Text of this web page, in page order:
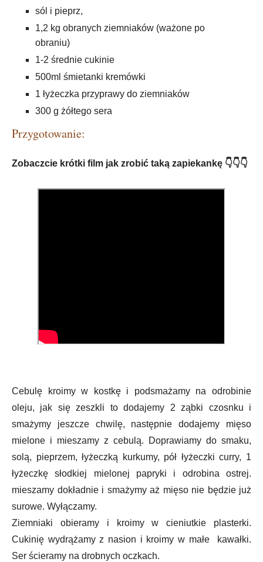
sól i pieprz,
1,2 kg obranych ziemniaków (ważone po
obraniu)
1-2 średnie cukinie
500ml śmietanki kremówki
1 łyżeczka przyprawy do ziemniaków
300 g żółtego sera
Przygotowanie:
Zobaczcie krótki film jak zrobić taką zapiekankę 👇👇👇
Cebulę kroimy w kostkę i podsmażamy na odrobinie
oleju, jak się zeszkli to dodajemy 2 ząbki czosnku i
smażymy jeszcze chwilę, następnie dodajemy mięso
mielone i mieszamy z cebulą. Doprawiamy do smaku,
solą, pieprzem, łyżeczką kurkumy, pół łyżeczki curry, 1
łyżeczkę słodkiej mielonej papryki i odrobina ostrej.
mieszamy dokładnie i smażymy aż mięso nie będzie już
surowe. Wyłączamy.
Ziemniaki obieramy i kroimy w cieniutkie plasterki.
Cukinię wydrążamy z nasion i kroimy w małe kawałki.
Ser ścieramy na drobnych oczkach.